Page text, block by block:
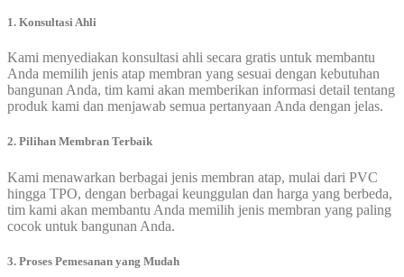
1. Konsultasi Ahli
Kami menyediakan konsultasi ahli secara gratis untuk membantu
Anda memilih jenis atap membran yang sesuai dengan kebutuhan
bangunan Anda, tim kami akan memberikan informasi detail tentang
produk kami dan menjawab semua pertanyaan Anda dengan jelas.
2. Pilihan Membran Terbaik
Kami menawarkan berbagai jenis membran atap, mulai dari PVC
hingga TPO, dengan berbagai keunggulan dan harga yang berbeda,
tim kami akan membantu Anda memilih jenis membran yang paling
cocok untuk bangunan Anda.
3. Proses Pemesanan yang Mudah